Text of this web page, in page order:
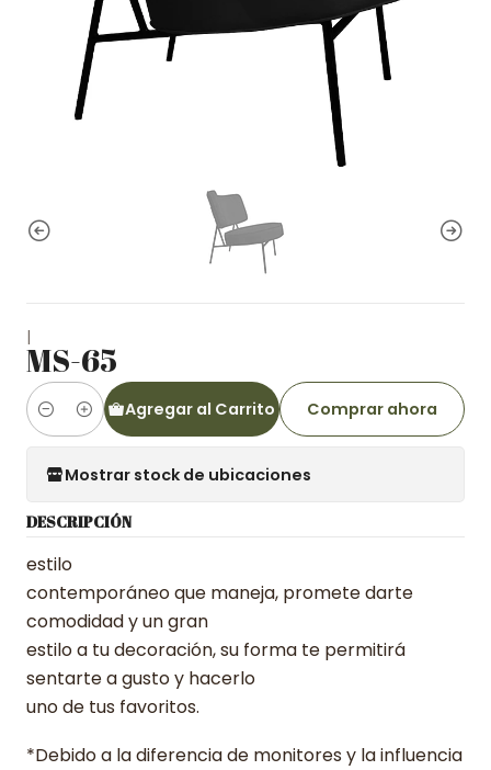
|
MS-65
Cantidad
Agregar al Carrito Comprar ahora
Mostrar stock de ubicaciones
DESCRIPCIÓN
estilo
contemporáneo que maneja, promete darte
comodidad y un gran
estilo a tu decoración, su forma te permitirá
sentarte a gusto y hacerlo
uno de tus favoritos.
*Debido a la diferencia de monitores y la influencia